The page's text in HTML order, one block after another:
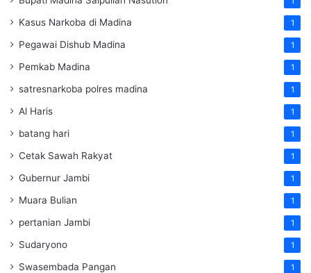
Kasus Narkoba di Madina 1
Pegawai Dishub Madina 1
Pemkab Madina 1
satresnarkoba polres madina 1
Al Haris 1
batang hari 1
Cetak Sawah Rakyat 1
Gubernur Jambi 1
Muara Bulian 1
pertanian Jambi 1
Sudaryono 1
Swasembada Pangan 1